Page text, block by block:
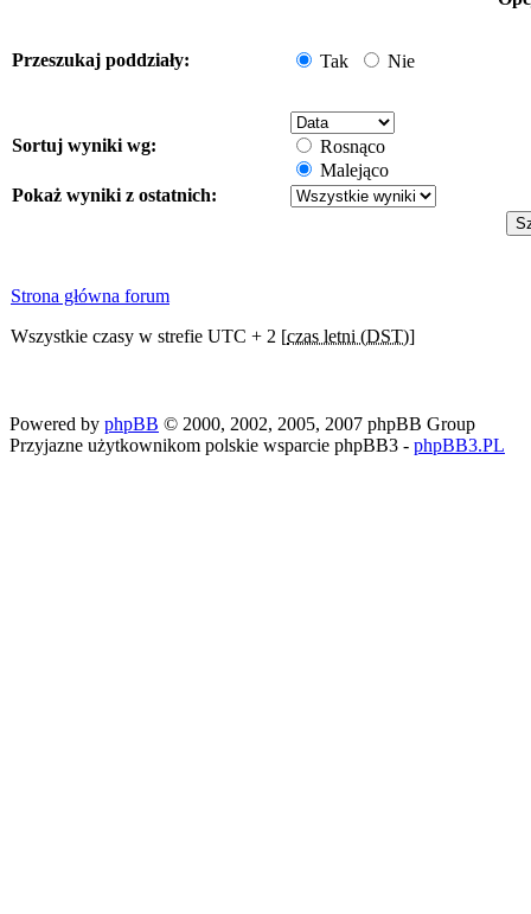
Przeszukaj poddziały: Tak Nie
Sortuj wyniki wg:
Rosnąco
Malejąco
Pokaż wyniki z ostatnich:
Strona główna forum
Wszystkie czasy w strefie UTC + 2 [czas letni (DST)]
Powered by phpBB © 2000, 2002, 2005, 2007 phpBB Group
Przyjazne użytkownikom polskie wsparcie phpBB3 - phpBB3.PL